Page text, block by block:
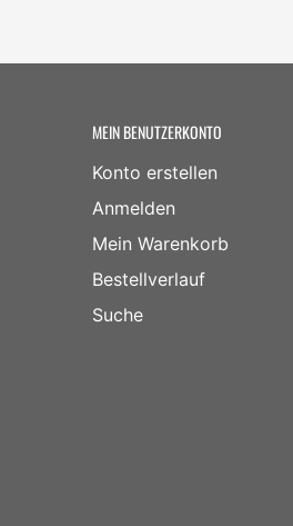
MEIN BENUTZERKONTO
Konto erstellen
Anmelden
Mein Warenkorb
Bestellverlauf
Suche